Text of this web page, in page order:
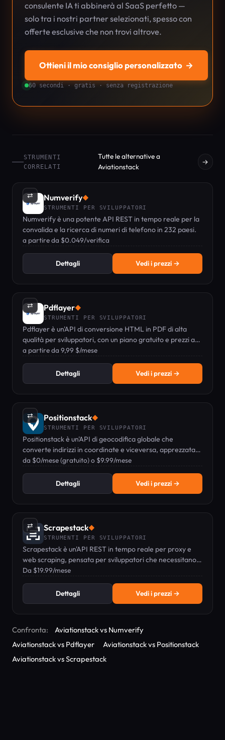
consulente IA ti abbinerà al SaaS perfetto —
solo tra i nostri partner selezionati, spesso con
offerte esclusive che non trovi altrove.
Ottieni il mio consiglio personalizzato →
60 secondi · gratis · senza registrazione
STRUMENTI
CORRELATI
Tutte le alternative a
Aviationstack
→
⇄ Numverify◆
STRUMENTI PER SVILUPPATORI
Numverify è una potente API REST in tempo reale per la
convalida e la ricerca di numeri di telefono in 232 paesi.
a partire da $0.049/verifica
Dettagli Vedi i prezzi →
⇄ Pdflayer◆
STRUMENTI PER SVILUPPATORI
Pdflayer è un'API di conversione HTML in PDF di alta
qualità per sviluppatori, con un piano gratuito e prezzi a
partire da 9,99 $/mese.
a partire da 9,99 $/mese
Dettagli Vedi i prezzi →
⇄ Positionstack◆
STRUMENTI PER SVILUPPATORI
Positionstack è un'API di geocodifica globale che
converte indirizzi in coordinate e viceversa, apprezzata
dagli sviluppatori di tutto il mondo.
da $0/mese (gratuito) o $9.99/mese
Dettagli Vedi i prezzi →
⇄ Scrapestack◆
STRUMENTI PER SVILUPPATORI
Scrapestack è un'API REST in tempo reale per proxy e
web scraping, pensata per sviluppatori che necessitano
di estrazione dati scalabile e affidabile.
Da $19.99/mese
Dettagli Vedi i prezzi →
Confronta:
Aviationstack vs Numverify
Aviationstack vs Pdflayer
Aviationstack vs Positionstack
Aviationstack vs Scrapestack